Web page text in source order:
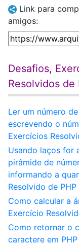
Link para
amigos:
Desafios,
Resolvidos de
Ler um número
escrevendo o
Exercícios
Usando laços for
pirâmide de
informando a
Resolvido de PHP
Como calcular a
Exercício
Como retornar o
caractere em